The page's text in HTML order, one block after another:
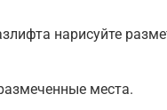
нарисуйте
места.